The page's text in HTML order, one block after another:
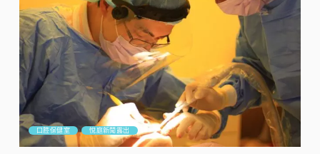
口腔保健室 悅庭新聞露出